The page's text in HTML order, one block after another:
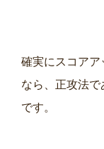
確実にスコアア
なら、正攻法
です。